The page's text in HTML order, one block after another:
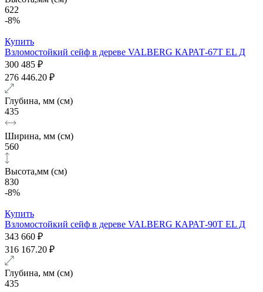
622
-8%
Купить
Взломостойкий сейф в дереве VALBERG КАРАТ-67T EL Д
300 485 ₽
276 446.20 ₽
Глубина, мм (см)
435
Ширина, мм (см)
560
Высота,мм (см)
830
-8%
Купить
Взломостойкий сейф в дереве VALBERG КАРАТ-90T EL Д
343 660 ₽
316 167.20 ₽
Глубина, мм (см)
435